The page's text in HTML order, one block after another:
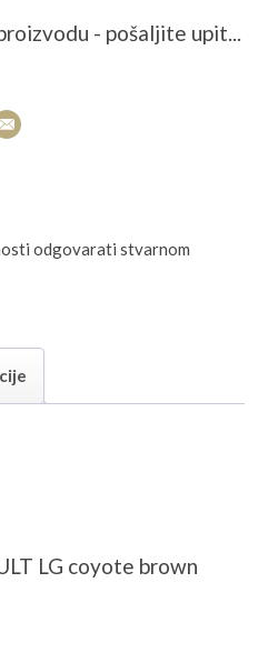
- pošaljite upit...
odgovarati stvarnom
LG coyote brown